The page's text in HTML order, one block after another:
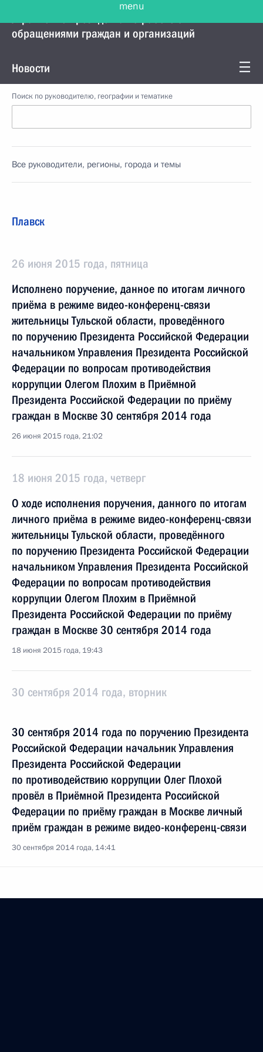
обращениями граждан и организаций
Новости
Поиск по руководителю, географии и тематике
Все руководители, регионы, города и темы
Плавск
26 июня 2015 года, пятница
Исполнено поручение, данное по итогам личного
приёма в режиме видео-конференц-связи
жительницы Тульской области, проведённого
по поручению Президента Российской Федерации
начальником Управления Президента Российской
Федерации по вопросам противодействия
коррупции Олегом Плохим в Приёмной
Президента Российской Федерации по приёму
граждан в Москве 30 сентября 2014 года
26 июня 2015 года, 21:02
18 июня 2015 года, четверг
О ходе исполнения поручения, данного по итогам
личного приёма в режиме видео-конференц-связи
жительницы Тульской области, проведённого
по поручению Президента Российской Федерации
начальником Управления Президента Российской
Федерации по вопросам противодействия
коррупции Олегом Плохим в Приёмной
Президента Российской Федерации по приёму
граждан в Москве 30 сентября 2014 года
18 июня 2015 года, 19:43
30 сентября 2014 года, вторник
30 сентября 2014 года по поручению Президента
Российской Федерации начальник Управления
Президента Российской Федерации
по противодействию коррупции Олег Плохой
провёл в Приёмной Президента Российской
Федерации по приёму граждан в Москве личный
приём граждан в режиме видео-конференц-связи
30 сентября 2014 года, 14:41